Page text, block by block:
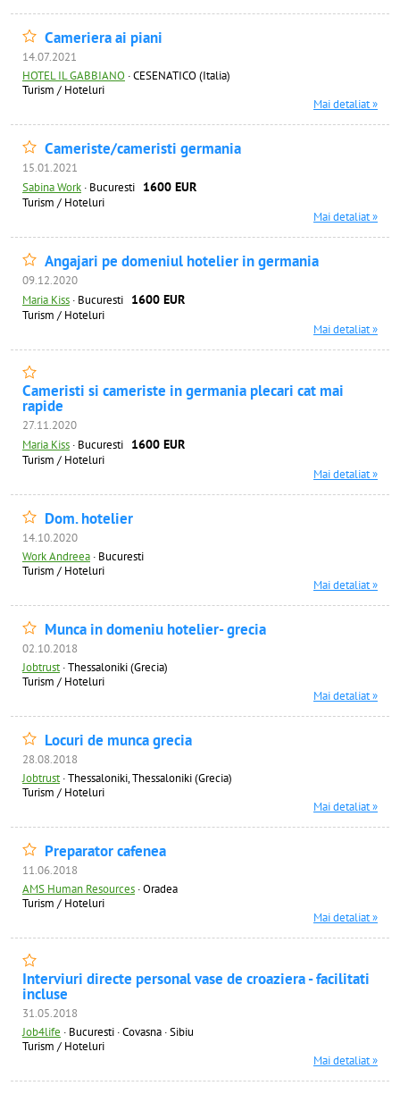
Cameriera ai piani
14.07.2021
HOTEL IL GABBIANO ·CESENATICO (Italia)
Turism / Hoteluri
Mai detaliat »
Cameriste/cameristi germania
15.01.2021
Sabina Work · Bucuresti 1600 EUR
Turism / Hoteluri
Mai detaliat »
Angajari pe domeniul hotelier in germania
09.12.2020
Maria Kiss · Bucuresti 1600 EUR
Turism / Hoteluri
Mai detaliat »
Cameristi si cameriste in germania plecari cat mai
rapide
27.11.2020
Maria Kiss · Bucuresti 1600 EUR
Turism / Hoteluri
Mai detaliat »
Dom. hotelier
14.10.2020
Work Andreea · Bucuresti
Turism / Hoteluri
Mai detaliat »
Munca in domeniu hotelier- grecia
02.10.2018
Jobtrust ·Thessaloniki (Grecia)
Turism / Hoteluri
Mai detaliat »
Locuri de munca grecia
28.08.2018
Jobtrust ·Thessaloniki, Thessaloniki (Grecia)
Turism / Hoteluri
Mai detaliat »
Preparator cafenea
11.06.2018
AMS Human Resources ·Oradea
Turism / Hoteluri
Mai detaliat »
Interviuri directe personal vase de croaziera - facilitati
incluse
31.05.2018
Job4life · Bucuresti · Covasna · Sibiu
Turism / Hoteluri
Mai detaliat »